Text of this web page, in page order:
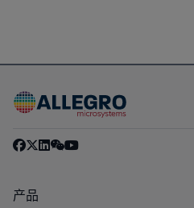
产品